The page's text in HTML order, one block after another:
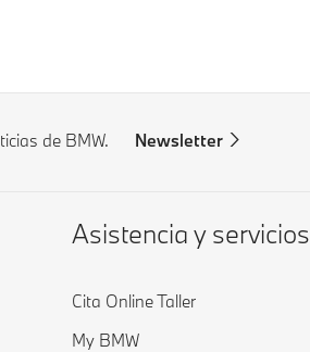
de BMW. Newsletter
Asistencia y servicios
Cita Online Taller
My BMW